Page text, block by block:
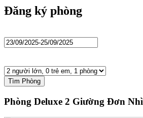
Đăng ký phòng
Tìm Phòng
Phòng Deluxe 2 Giường Đơn